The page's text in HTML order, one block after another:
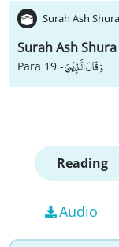
Surah Ash
Surah Ash Shura
Para 19 -وَ قَالَ الَّذِیْنَ
Reading
Audio